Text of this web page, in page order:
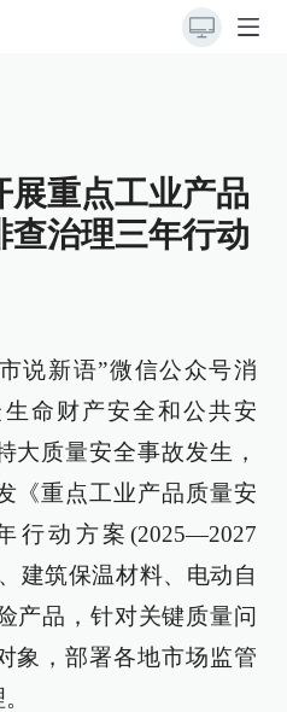
展重点工业产品
查治理三年行动
说新语”微信公众号消
命财产安全和公共安
大质量安全事故发生，
《重点工业产品质量安
行动方案(2025—2027
建筑保温材料、电动自
产品，针对关键质量问
象，部署各地市场监管